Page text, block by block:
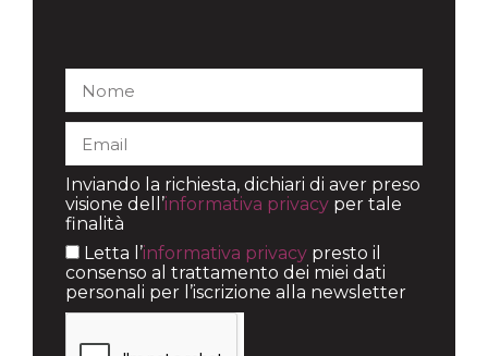
Inviando la richiesta, dichiari di aver preso
visione dell’informativa privacy per tale
finalità
Letta l’informativa privacy presto il
consenso al trattamento dei miei dati
personali per l’iscrizione alla newsletter